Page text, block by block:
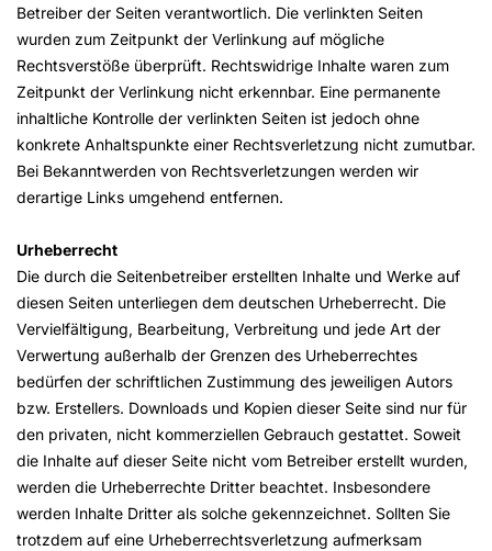
Betreiber der Seiten verantwortlich. Die verlinkten Seiten
wurden zum Zeitpunkt der Verlinkung auf mögliche
Rechtsverstöße überprüft. Rechtswidrige Inhalte waren zum
Zeitpunkt der Verlinkung nicht erkennbar. Eine permanente
inhaltliche Kontrolle der verlinkten Seiten ist jedoch ohne
konkrete Anhaltspunkte einer Rechtsverletzung nicht zumutbar.
Bei Bekanntwerden von Rechtsverletzungen werden wir
derartige Links umgehend entfernen.
Urheberrecht
Die durch die Seitenbetreiber erstellten Inhalte und Werke auf
diesen Seiten unterliegen dem deutschen Urheberrecht. Die
Vervielfältigung, Bearbeitung, Verbreitung und jede Art der
Verwertung außerhalb der Grenzen des Urheberrechtes
bedürfen der schriftlichen Zustimmung des jeweiligen Autors
bzw. Erstellers. Downloads und Kopien dieser Seite sind nur für
den privaten, nicht kommerziellen Gebrauch gestattet. Soweit
die Inhalte auf dieser Seite nicht vom Betreiber erstellt wurden,
werden die Urheberrechte Dritter beachtet. Insbesondere
werden Inhalte Dritter als solche gekennzeichnet. Sollten Sie
trotzdem auf eine Urheberrechtsverletzung aufmerksam